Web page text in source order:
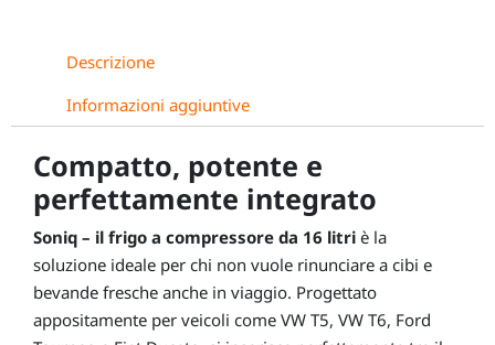
Descrizione
Informazioni aggiuntive
Compatto, potente e
perfettamente integrato
Soniq – il frigo a compressore da 16 litri è la
soluzione ideale per chi non vuole rinunciare a cibi e
bevande fresche anche in viaggio. Progettato
appositamente per veicoli come VW T5, VW T6, Ford